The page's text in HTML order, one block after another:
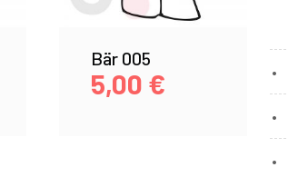
Bär 005
5,00 €